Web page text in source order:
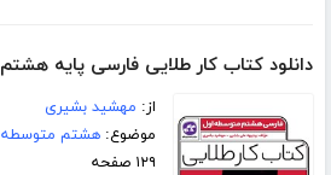
دانلود کتاب کار طلایی فارسی پایه هشتم
از: مهشید بشیری
موضوع:هشتم متوسطه
۱۲۹ صفحه